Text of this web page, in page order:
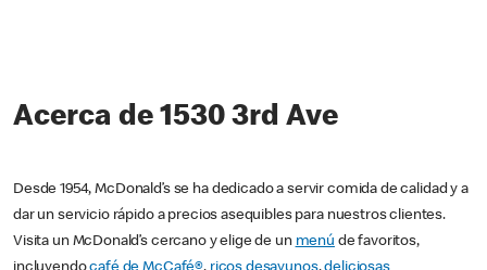
Acerca de 1530 3rd Ave
Desde 1954, McDonald’s se ha dedicado a servir comida de calidad y a
dar un servicio rápido a precios asequibles para nuestros clientes.
Visita un McDonald’s cercano y elige de un menú de favoritos,